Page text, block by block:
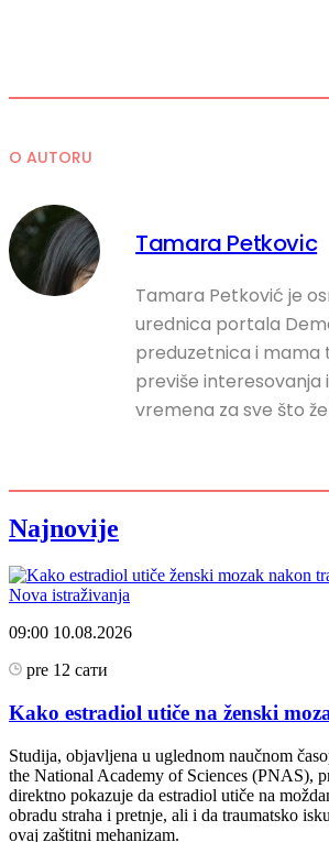
O AUTORU
Tamara Petkovic
Tamara Petković je
urednica portala
preduzetnica i mama
previše interesovanja
vremena za sve što
Najnovije
Nova istraživanja
09:00 10.08.2026
pre 12 сати
Kako estradiol utiče na ženski
Studija, objavljena u uglednom naučnom
the National Academy of Sciences (PNAS),
direktno pokazuje da estradiol utiče na
obradu straha i pretnje, ali i da traumatsko
ovaj zaštitni mehanizam.